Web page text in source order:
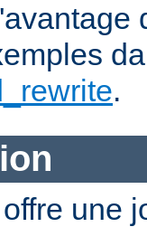
.
offre une